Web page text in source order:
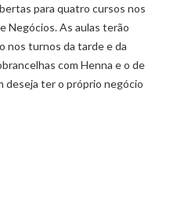
para quatro cursos nos
Negócios. As aulas terão
nos turnos da tarde e da
com Henna e o de
deseja ter o próprio negócio